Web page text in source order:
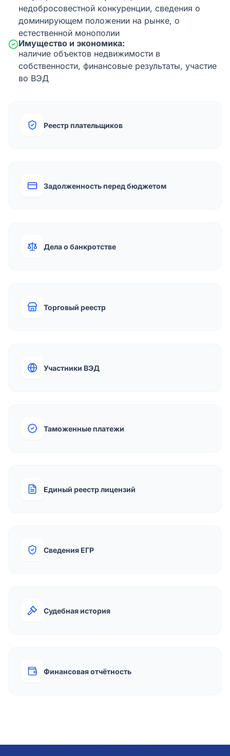
недобросовестной конкуренции, сведения о
доминирующем положении на рынке, о
естественной монополии
Имущество и экономика:
наличие объектов недвижимости в
собственности, финансовые результаты, участие
во ВЭД
Реестр плательщиков
Задолженность перед бюджетом
Дела о банкротстве
Торговый реестр
Участники ВЭД
Таможенные платежи
Единый реестр лицензий
Сведения ЕГР
Судебная история
Финансовая отчётность